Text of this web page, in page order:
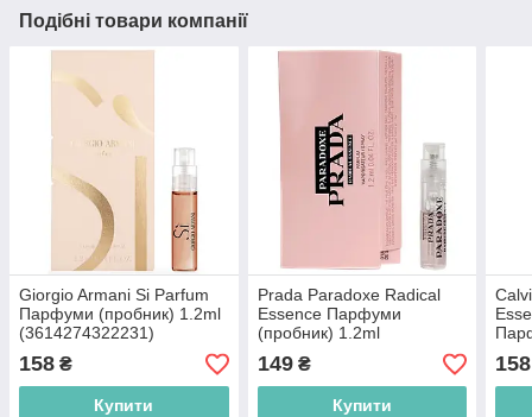
Подібні товари компанії
Giorgio Armani Si Parfum
Парфуми (пробник) 1.2ml
(3614274322231)
158 ₴
Купити
Prada Paradoxe Radical
Essence Парфуми
(пробник) 1.2ml
(3614274305333)
149₴
Купити
158